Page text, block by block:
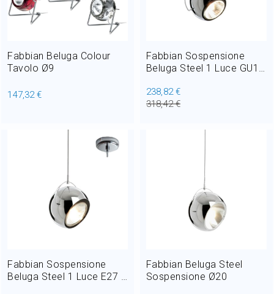
Fabbian Beluga Colour
Tavolo Ø9
147,32 €
Fabbian Sospensione
Beluga Steel 1 Luce GU10
238,82 €
318,42 €
Fabbian Sospensione
Beluga Steel 1 Luce E27 H
Fabbian Beluga Steel
Sospensione Ø20